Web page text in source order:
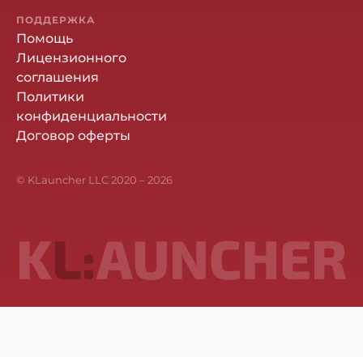
ПОДДЕРЖКА
Помощь
Лицензионного
соглашения
Политики
конфиденциальности
Договор оферты
© KLauncher LLC 2020 –2026
KL:AUNCHER